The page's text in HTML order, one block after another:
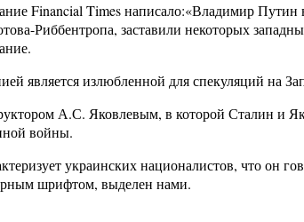
Financial Times написало:«Владимир Путин
Риббентропа, заставили некоторых
является излюбленной для спекуляций на
А.С. Яковлевым, в которой Сталин и
войны.
украинских националистов, что он
шрифтом, выделен нами.